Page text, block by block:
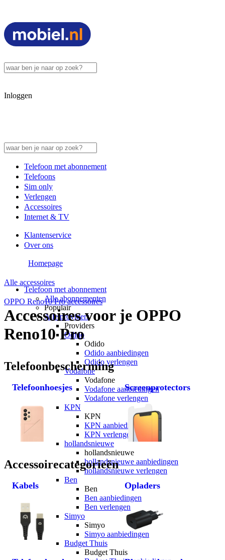
Inloggen
Telefoon met abonnement
Telefoons
Sim only
Verlengen
Accessoires
Internet & TV
Klantenservice
Over ons
Telefoon met abonnement
Alle abonnementen
Populair
Alle providers
Providers
Odido
Odido
Odido aanbiedingen
Odido verlengen
Vodafone
Vodafone
Vodafone aanbiedingen
Vodafone verlengen
KPN
KPN
KPN aanbiedingen
KPN verlengen
hollandsnieuwe
hollandsnieuwe
hollandsnieuwe aanbiedingen
hollandsnieuwe verlengen
Ben
Ben
Ben aanbiedingen
Ben verlengen
Simyo
Simyo
Simyo aanbiedingen
Budget Thuis
Budget Thuis
Homepage
Alle accessoires
OPPO Reno10 Pro accessoires
Accessoires voor je OPPO
Reno10 Pro
Telefoonbescherming
Telefoonhoesjes Screenprotectors
Accessoirecategorieën
Kabels Opladers